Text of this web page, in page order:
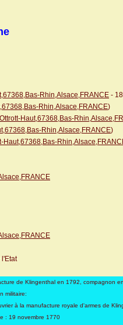
Rhin,Alsace,FRANCE -
Rhin,Alsace,FRANCE)
Ottrott-Haut,67368,Bas-
Rhin,Alsace,FRANCE)
Haut,67368,Bas-
l'Etat
de Klingenthal en 1792, compagnon
militaire:
à la manufacture royale d'armes de
: 19 novembre 1770